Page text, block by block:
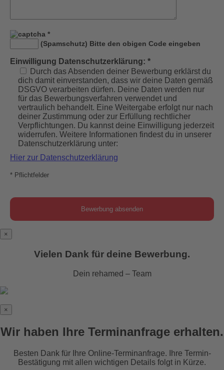
*
(Spamschutz) Bitte den obigen Code eingeben
Einwilligung Datenschutzerklärung: *
Durch das Absenden deiner Bewerbung erklärst du
dich damit einverstanden, dass wir deine Daten gemäß
DSGVO verarbeiten dürfen. Deine Daten werden nur
für das Bewerbungsverfahren verwendet und
vertraulich behandelt. Eine Weitergabe erfolgt nur nach
deiner Zustimmung oder zur Erfüllung rechtlicher
Verpflichtungen. Du kannst deine Einwilligung jederzeit
widerrufen. Weitere Informationen findest du in unserer
Datenschutzerklärung unter:
Hier zur Datenschutzerklärung
* Pflichtfelder
×
Vielen Dank für deine Bewerbung.
Dein rehamed – Team
×
Wir haben Ihre Terminanfrage erhalten.
Besten Dank für Ihre Online-Terminanfrage. Ihre Termin-
Bestätigung mit allen wichtigen Details folgt in Kürze.